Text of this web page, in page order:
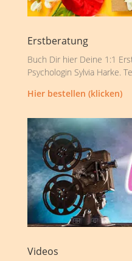
Erstberatung
Buch Dir hier Deine 1:1
Psychologin Sylvia Harke.
Hier bestellen (klicken)
Videos